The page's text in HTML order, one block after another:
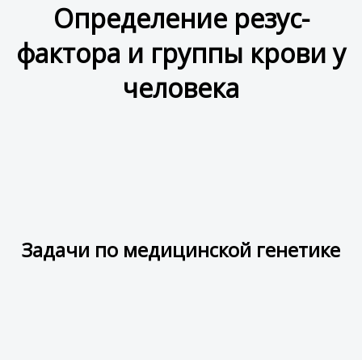
Определение резус-
фактора и группы крови у
человека
Задачи по медицинской генетике